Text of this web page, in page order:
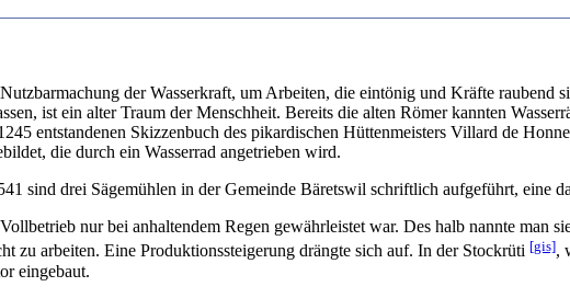
der Wasserkraft, um Arbeiten, die eintönig und Kräfte raubend
ist ein alter Traum der Menschheit. Bereits die alten Römer kannten
entstandenen Skizzenbuch des pikardischen Hüttenmeisters Villard de
die durch ein Wasserrad angetrieben wird.
sind drei Sägemühlen in der Gemeinde Bäretswil schriftlich aufgeführt, eine
nur bei anhaltendem Regen gewährleistet war. Des halb nannte man
zu arbeiten. Eine Produktionssteigerung drängte sich auf. In der Stockrüti [gis],
eingebaut.